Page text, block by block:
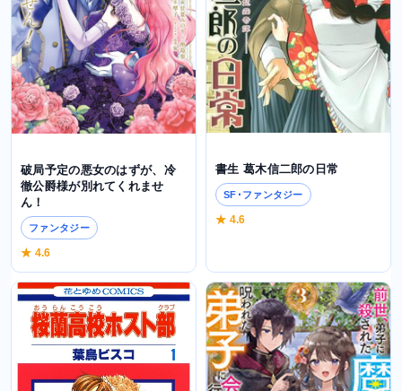
破局予定の悪女のはずが、冷
徹公爵様が別れてくれませ
ん！
ファンタジー
★ 4.6
書生 葛木信二郎の日常
SF･ファンタジー
★ 4.6